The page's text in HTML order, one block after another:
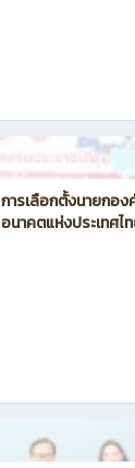
การเลือกตั้งนายกอง
อนาคตแห่งประเทศไ